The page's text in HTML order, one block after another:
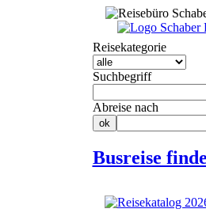
Reisekategorie
Suchbegriff
Abreise nach
Busreise